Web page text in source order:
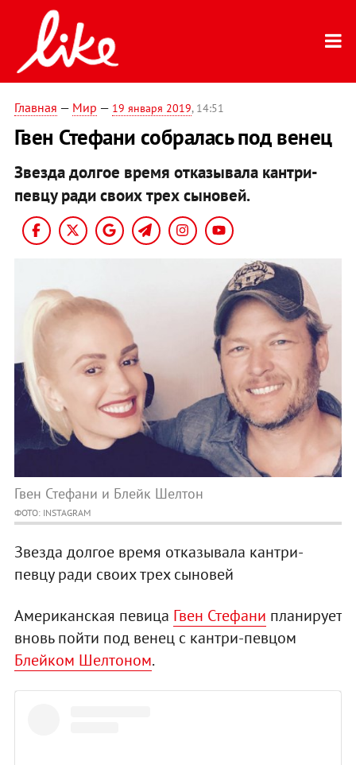
Главная — Мир — 19 января 2019, 14:51
Гвен Стефани собралась под венец
Звезда долгое время отказывала кантри-
певцу ради своих трех сыновей.
Гвен Стефани и Блейк Шелтон
ФОТО: INSTAGRAM
Звезда долгое время отказывала кантри-
певцу ради своих трех сыновей
Американская певица Гвен Стефани планирует
вновь пойти под венец с кантри-певцом
Блейком Шелтоном.